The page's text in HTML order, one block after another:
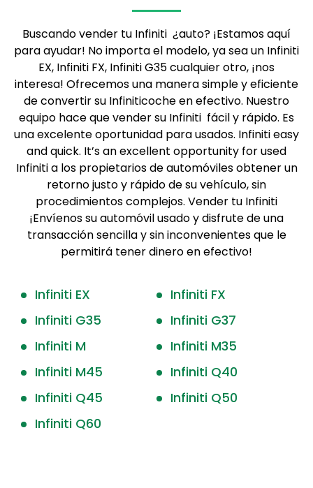
Buscando vender tu Infiniti ¿auto? ¡Estamos aquí
para ayudar! No importa el modelo, ya sea un Infiniti
EX, Infiniti FX, Infiniti G35cualquier otro, ¡nos
interesa! Ofrecemos una manera simple y eficiente
de convertir su Infiniticoche en efectivo. Nuestro
equipo hace que vender su Infiniti fácil y rápido. Es
una excelente oportunidad para usados. Infiniti easy
and quick. It’s an excellent opportunity for used
Infiniti a los propietarios de automóviles obtener un
retorno justo y rápido de su vehículo, sin
procedimientos complejos. Vender tu Infiniti
¡Envíenos su automóvil usado y disfrute de una
transacción sencilla y sin inconvenientes que le
permitirá tener dinero en efectivo!
Infiniti EX
Infiniti FX
Infiniti G35
Infiniti G37
Infiniti M
Infiniti M35
Infiniti M45
Infiniti Q40
Infiniti Q45
Infiniti Q50
Infiniti Q60